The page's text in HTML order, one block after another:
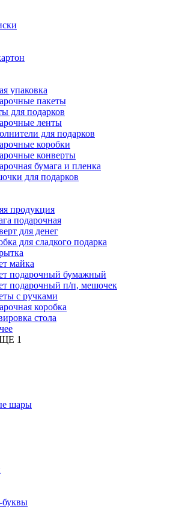
упаковка
пакеты
для подарков
ленты
для подарков
коробки
конверты
бумага и пленка
для подарков
продукция
подарочная
для денег
для сладкого подарка
майка
подарочный бумажный
подарочный п/п, мешочек
с ручками
коробка
стола
1
шары
буквы